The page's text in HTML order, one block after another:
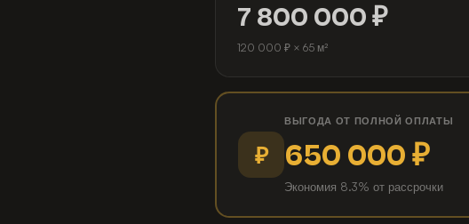
7 800 000 ₽
120 000 ₽ × 65 м²
₽
ВЫГОДА ОТ ПОЛНОЙ ОПЛАТЫ
650 000 ₽
Экономия 8.3% от рассрочки